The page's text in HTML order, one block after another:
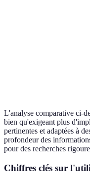
L'analyse comparative ci-
bien qu'exigeant plus
pertinentes et adaptées à
profondeur des
pour des recherches
Chiffres clés sur